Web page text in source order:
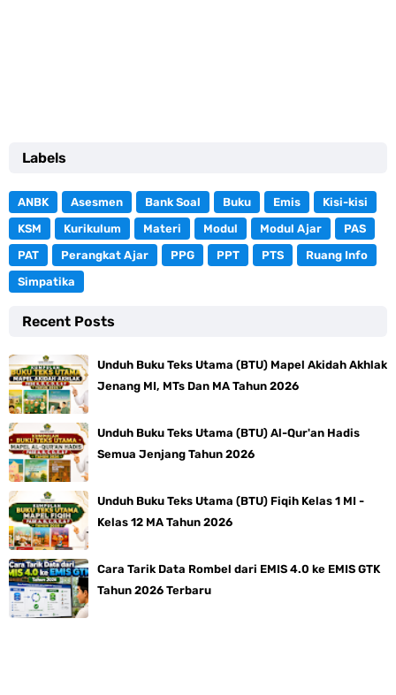
Labels
ANBK Asesmen Bank Soal Buku Emis
Kisi-kisi
KSM
Kurikulum Materi Modul Modul Ajar
PAS
PAT
Perangkat Ajar PPG PPT PTS
Ruang Info
Simpatika
Recent Posts
Unduh Buku Teks Utama (BTU) Mapel Akidah Akhlak
Jenang MI, MTs Dan MA Tahun 2026
Unduh Buku Teks Utama (BTU) Al-Qur'an Hadis
Semua Jenjang Tahun 2026
Unduh Buku Teks Utama (BTU) Fiqih Kelas 1 MI -
Kelas 12 MA Tahun 2026
Cara Tarik Data Rombel dari EMIS 4.0 ke EMIS GTK
Tahun 2026 Terbaru